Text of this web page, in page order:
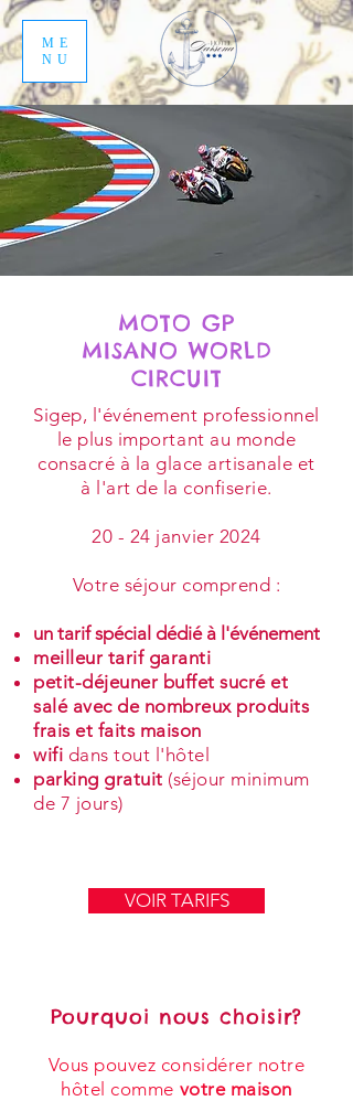
ME
NU
MOTO GP
MISANO WORLD
CIRCUIT
Sigep, l'événement professionnel
le plus important au monde
consacré à la glace artisanale et
à l'art de la confiserie.
20 - 24 janvier 2024
Votre séjour comprend :
un tarif spécial dédié à l'événement
meilleur tarif garanti
petit-déjeuner buffet sucré et
salé avec de nombreux produits
frais et faits maison
wifi dans tout l'hôtel
parking gratuit (séjour minimum
de 7 jours)
VOIR TARIFS
Pourquoi nous choisir?
Vous pouvez considérer notre
hôtel comme votre maison